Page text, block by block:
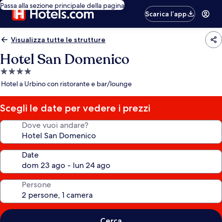
Passa alla sezione principale della pagina
Scarica l’app
Visualizza tutte le strutture
Hotel San Domenico
Struttura
a
stelle
Hotel a Urbino con ristorante e bar/lounge
Scegli le date per vedere i prezzi
Dove vuoi andare?
Date
Persone